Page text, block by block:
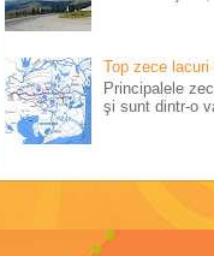
Top zece
Principalele
şi sunt dintr-o